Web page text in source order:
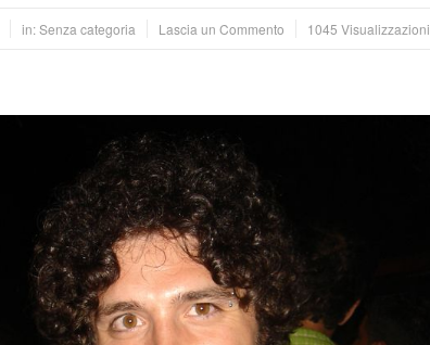
in: Senza categoria Lascia un Commento 1045 Visualizzazioni